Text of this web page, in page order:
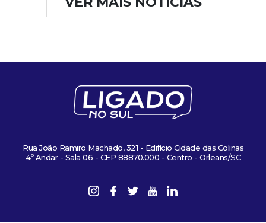
Rua João Ramiro Machado, 321 - Edifício Cidade das Colinas
4º Andar - Sala 06 - CEP 88870.000 - Centro - Orleans/SC